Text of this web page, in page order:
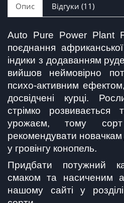
Опис Відгуки (11)
Auto Pure Power Plant
поєднання
індики з додаванням
вийшов неймовірно
психо-активним
досвідчені курці.
стрімко розвивається
урожаєм, тому
рекомендувати
у гровінгу конопель.
Придбати потужний
смаком та насиченим
нашому сайті у